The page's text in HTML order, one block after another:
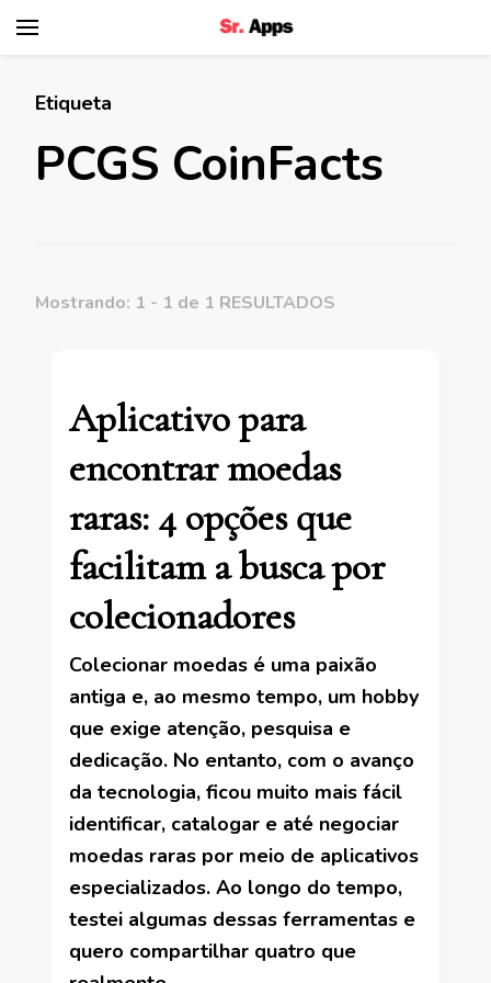
Etiqueta
PCGS CoinFacts
Mostrando: 1 - 1 de 1 RESULTADOS
Aplicativo para
encontrar moedas
raras: 4 opções que
facilitam a busca por
colecionadores
Colecionar moedas é uma paixão
antiga e, ao mesmo tempo, um hobby
que exige atenção, pesquisa e
dedicação. No entanto, com o avanço
da tecnologia, ficou muito mais fácil
identificar, catalogar e até negociar
moedas raras por meio de aplicativos
especializados. Ao longo do tempo,
testei algumas dessas ferramentas e
quero compartilhar quatro que